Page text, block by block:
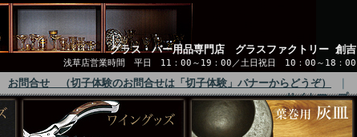
グラス・バー用品専門店 グラスファクトリー 創吉
浅草店営業時間 平日 11：00～19：00／土日祝日 10：00～18：00
お問合せ （切子体験のお問合せは「切子体験」バナーからどうぞ）
サイトマップ